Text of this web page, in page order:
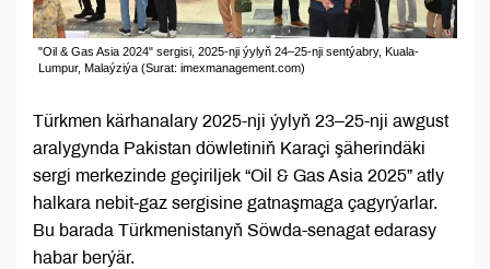
"Oil & Gas Asia 2024" sergisi, 2025-nji ýylyň 24–25-nji sentýabry, Kuala-
Lumpur, Malaýziýa (Surat: imexmanagement.com)
Türkmen kärhanalary 2025-nji ýylyň 23–25-nji awgust
aralygynda Pakistan döwletiniň Karaçi şäherindäki
sergi merkezinde geçiriljek “Oil & Gas Asia 2025” atly
halkara nebit-gaz sergisine gatnaşmaga çagyrýarlar.
Bu barada Türkmenistanyň Söwda-senagat edarasy
habar berýär.